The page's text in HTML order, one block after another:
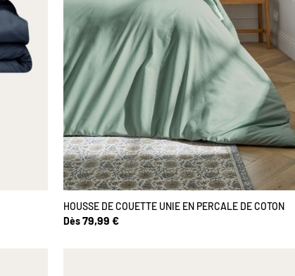
HOUSSE DE COUETTE UNIE EN PERCALE DE COTON
Dès79,99 €